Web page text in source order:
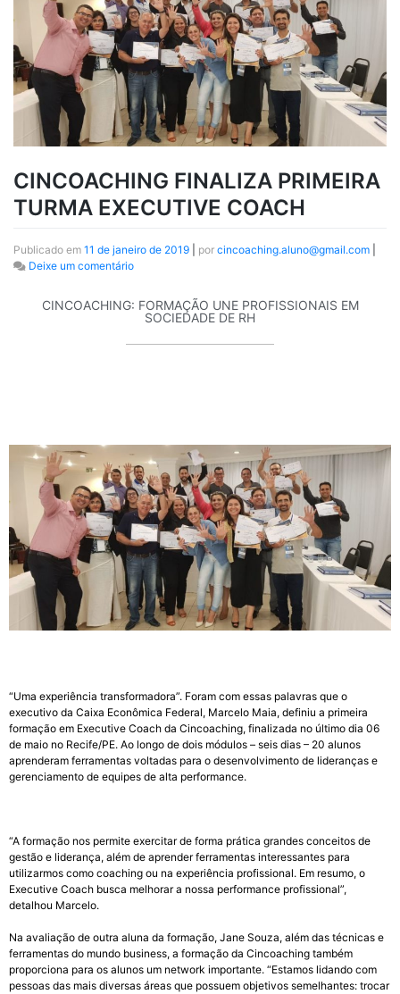
CINCOACHING FINALIZA PRIMEIRA
TURMA EXECUTIVE COACH
Publicado em 11 de janeiro de 2019 por cincoaching.aluno@gmail.com
Deixe um comentário
CINCOACHING: FORMAÇÃO UNE PROFISSIONAIS EM
SOCIEDADE DE RH
“Uma experiência transformadora”. Foram com essas palavras que o
executivo da Caixa Econômica Federal, Marcelo Maia, definiu a primeira
formação em Executive Coach da Cincoaching, finalizada no último dia 06
de maio no Recife/PE. Ao longo de dois módulos – seis dias – 20 alunos
aprenderam ferramentas voltadas para o desenvolvimento de lideranças e
gerenciamento de equipes de alta performance.
“A formação nos permite exercitar de forma prática grandes conceitos de
gestão e liderança, além de aprender ferramentas interessantes para
utilizarmos como coaching ou na experiência profissional. Em resumo, o
Executive Coach busca melhorar a nossa performance profissional”,
detalhou Marcelo.
Na avaliação de outra aluna da formação, Jane Souza, além das técnicas e
ferramentas do mundo business, a formação da Cincoaching também
proporciona para os alunos um network importante. “Estamos lidando com
pessoas das mais diversas áreas que possuem objetivos semelhantes: trocar